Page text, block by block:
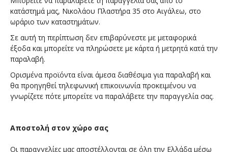
κατάστημά μας, Νικολάου Πλαστήρα 35 στο Αιγάλεω, στο
ωράριο των καταστημάτων.
Σε αυτή τη περίπτωση δεν επιβαρύνεστε με μεταφορικά
έξοδα και μπορείτε να πληρώσετε με κάρτα ή μετρητά κατά την
παραλαβή.
Ορισμένα προϊόντα είναι άμεσα διαθέσιμα για παραλαβή και
θα προηγηθεί τηλεφωνική επικοινωνία προκειμένου να
γνωρίζετε πότε μπορείτε να παραλάβετε την παραγγελία σας.
Αποστολή στον χώρο σας
Οι παραγγελίες μας αποστέλλονται σε όλη την Ελλάδα μέσω